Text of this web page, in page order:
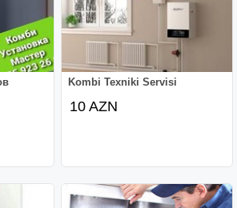
Kombi Texniki Servisi
10 AZN